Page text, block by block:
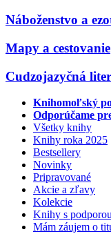
Náboženstvo a
Mapy a cestovanie
Cudzojazyčná
Knihomoľský
Odporúčame
Všetky knihy
Knihy roka 2025
Bestsellery
Novinky
Pripravované
Akcie a zľavy
Kolekcie
Knihy s
Mám záujem o